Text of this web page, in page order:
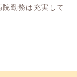
勤務は充実して